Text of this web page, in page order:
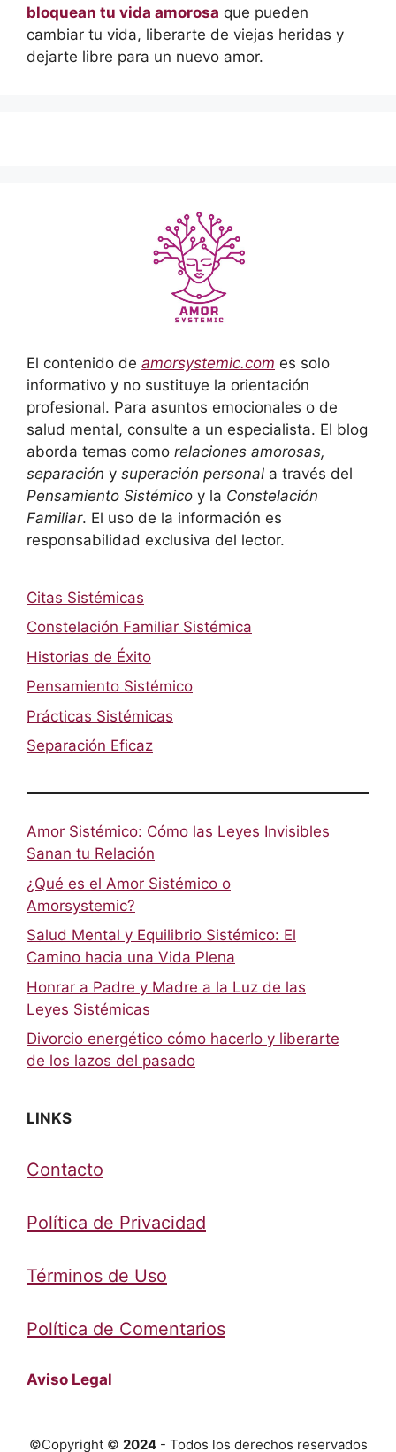
bloquean tu vida amorosa que pueden
cambiar tu vida, liberarte de viejas heridas y
dejarte libre para un nuevo amor.
El contenido de amorsystemic.com es solo
informativo y no sustituye la orientación
profesional. Para asuntos emocionales o de
salud mental, consulte a un especialista. El blog
aborda temas como relaciones amorosas,
separación y superación personal a través del
Pensamiento Sistémico y la Constelación
Familiar. El uso de la información es
responsabilidad exclusiva del lector.
Citas Sistémicas
Constelación Familiar Sistémica
Historias de Éxito
Pensamiento Sistémico
Prácticas Sistémicas
Separación Eficaz
Amor Sistémico: Cómo las Leyes Invisibles
Sanan tu Relación
¿Qué es el Amor Sistémico o
Amorsystemic?
Salud Mental y Equilibrio Sistémico: El
Camino hacia una Vida Plena
Honrar a Padre y Madre a la Luz de las
Leyes Sistémicas
Divorcio energético cómo hacerlo y liberarte
de los lazos del pasado
LINKS
Contacto
Política de Privacidad
Términos de Uso
Política de Comentarios
Aviso Legal
©Copyright © 2024- Todos los derechos reservados